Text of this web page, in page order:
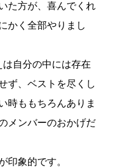
た方が、喜んでくれ
かく全部やりまし
は自分の中には存在
ず、ベストを尽くし
時ももちろんありま
メンバーのおかげだ
印象的です。